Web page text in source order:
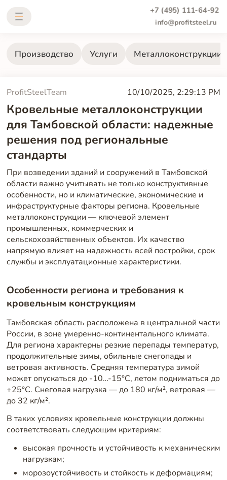
+7 (495) 111-64-92
info@profitsteel.ru
Производство Услуги Металлоконструкции
ProfitSteelTeam 10/10/2025, 2:29:13 PM
Кровельные металлоконструкции
для Тамбовской области: надежные
решения под региональные
стандарты
При возведении зданий и сооружений в Тамбовской
области важно учитывать не только конструктивные
особенности, но и климатические, экономические и
инфраструктурные факторы региона. Кровельные
металлоконструкции — ключевой элемент
промышленных, коммерческих и
сельскохозяйственных объектов. Их качество
напрямую влияет на надежность всей постройки, срок
службы и эксплуатационные характеристики.
Особенности региона и требования к
кровельным конструкциям
Тамбовская область расположена в центральной части
России, в зоне умеренно-континентального климата.
Для региона характерны резкие перепады температур,
продолжительные зимы, обильные снегопады и
ветровая активность. Средняя температура зимой
может опускаться до -10…-15°C, летом подниматься до
+25°C. Снеговая нагрузка — до 180 кг/м², ветровая —
до 32 кг/м².
В таких условиях кровельные конструкции должны
соответствовать следующим критериям:
высокая прочность и устойчивость к механическим
нагрузкам;
морозоустойчивость и стойкость к деформациям;